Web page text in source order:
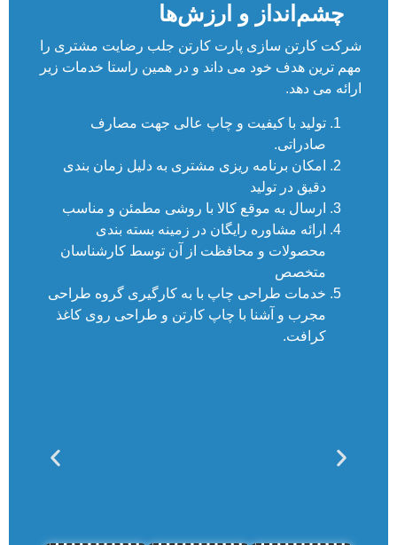
چشم‌انداز و ارزش‌ها
شرکت کارتن سازی پارت کارتن جلب رضایت مشتری را
مهم ترین هدف خود می داند و در همین راستا خدمات زیر
ارائه می دهد.
تولید با کیفیت و چاپ عالی جهت مصارف
صادراتی.
امکان برنامه ریزی مشتری به دلیل زمان بندی
دقیق در تولید
ارسال به موقع کالا با روشی مطمئن و مناسب
ارائه مشاوره رایگان در زمینه بسته بندی
محصولات و محافظت از آن توسط کارشناسان
متخصص
خدمات طراحی چاپ با به کارگیری گروه طراحی
مجرب و آشنا با چاپ کارتن و طراحی روی کاغذ
کرافت.